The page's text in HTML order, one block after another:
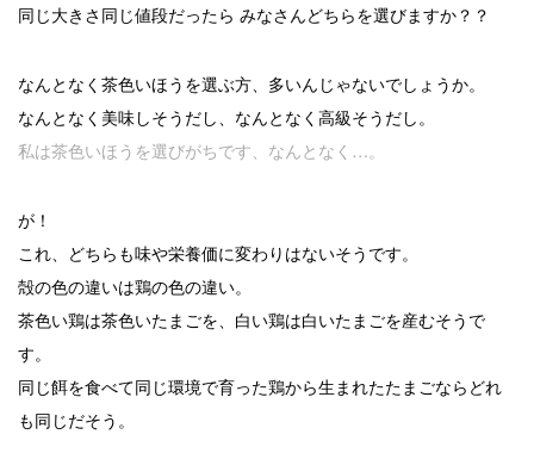
同じ大きさ同じ値段だったら みなさんどちらを選びますか？？
なんとなく茶色いほうを選ぶ方、多いんじゃないでしょうか。
なんとなく美味しそうだし、なんとなく高級そうだし。
私は茶色いほうを選びがちです、なんとなく…。
が！
これ、どちらも味や栄養価に変わりはないそうです。
殻の色の違いは鶏の色の違い。
茶色い鶏は茶色いたまごを、白い鶏は白いたまごを産むそうで
す。
同じ餌を食べて同じ環境で育った鶏から生まれたたまごならどれ
も同じだそう。